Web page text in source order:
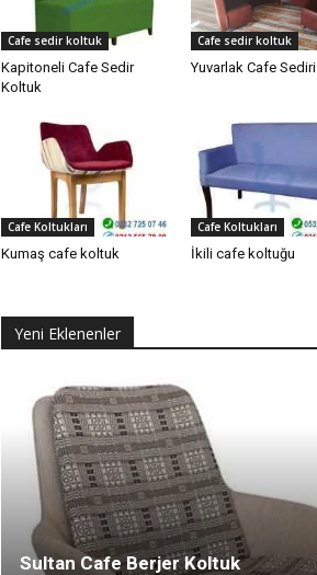
Cafe sedir koltuk
Kapitoneli Cafe Sedir
Koltuk
Cafe sedir koltuk
Yuvarlak Cafe Sediri
Cafe Koltukları
Kumaş cafe koltuk
Cafe Koltukları
İkili cafe koltuğu
Yeni Eklenenler
Sultan Cafe Berjer Koltuk